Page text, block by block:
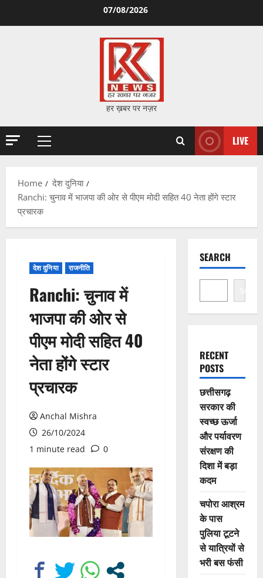
07/08/2026
हर ख़बर पर नज़र
Primary
LIVE
Home
देश दुनिया
Ranchi: चुनाव में भाजपा की ओर से पीएम मोदी सहित 40 नेता होंगे स्टार
प्रचारक
देश दुनिया राजनीति
Ranchi: चुनाव में
भाजपा की ओर से
पीएम मोदी सहित 40
नेता होंगे स्टार
प्रचारक
Anchal Mishra
26/10/2024
1 minute read
0
SEARCH
Search
RECENT
POSTS
छत्तीसगढ़
सरकार की
स्वच्छ ऊर्जा
और पर्यावरण
संरक्षण की
दिशा में बड़ा
कदम
चपोरा आश्रम
के पास
पुलिया टूटने
से यात्रियों से
भरी बस फंसी